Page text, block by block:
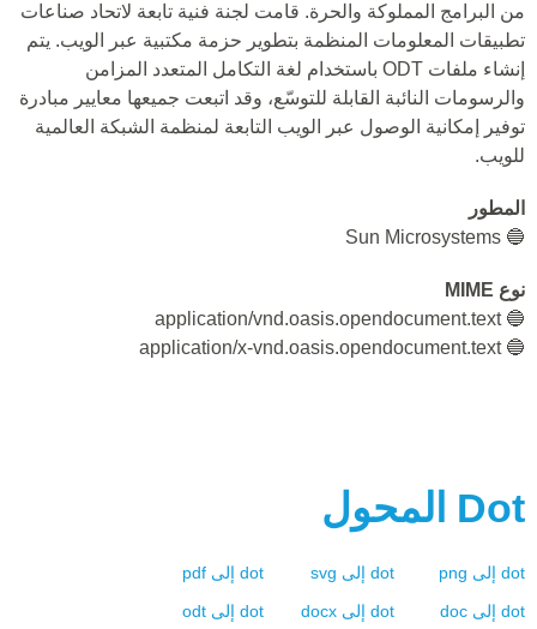
من البرامج المملوكة والحرة. قامت لجنة فنية تابعة لاتحاد صناعات
تطبيقات المعلومات المنظمة بتطوير حزمة مكتبية عبر الويب. يتم
إنشاء ملفات ODT باستخدام لغة التكامل المتعدد المزامن
والرسومات النائبة القابلة للتوسّع، وقد اتبعت جميعها معايير مبادرة
توفير إمكانية الوصول عبر الويب التابعة لمنظمة الشبكة العالمية
للويب.
المطور
🔵 Sun Microsystems
نوع MIME
🔵 application/vnd.oasis.opendocument.text
🔵 application/x-vnd.oasis.opendocument.text
Dot المحول
dot إلى png
dot إلى svg
dot إلى pdf
dot إلى doc
dot إلى docx
dot إلى odt